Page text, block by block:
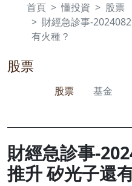
首頁 懂投資
股票
財經急診事-
有火種？
股票
股票 基金
財經急診事-
推升 矽光子還